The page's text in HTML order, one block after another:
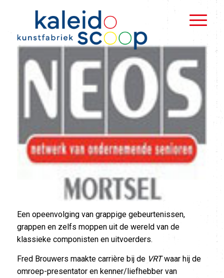
Een opeenvolging van grappige gebeurtenissen,
grappen en zelfs moppen uit de wereld van de
klassieke componisten en uitvoerders.
Fred Brouwers maakte carrière bij de VRTwaar hij de
omroep-presentator en kenner/liefhebber van